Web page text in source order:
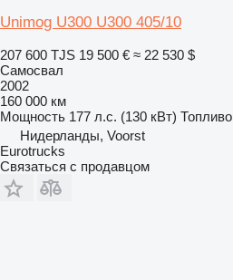
Unimog U300 U300 405/10
207 600 TJS 19 500 € ≈ 22 530 $
Самосвал
2002
160 000 км
Мощность 177 л.с. (130 кВт) Топливо
Нидерланды, Voorst
Eurotrucks
Связаться с продавцом